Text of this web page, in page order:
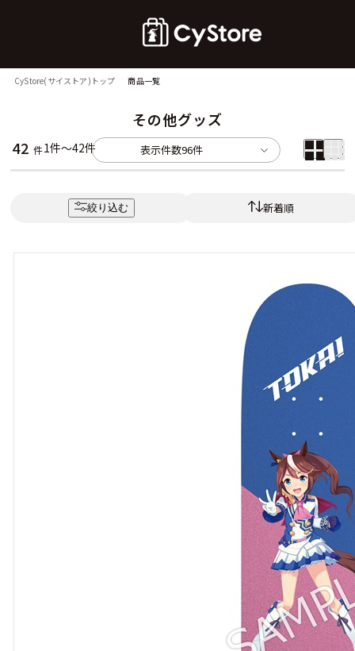
CyStore(サイストア)トップ 商品一覧
その他グッズ
42 件1件～42件 表示件数96件
絞り込む 新着順